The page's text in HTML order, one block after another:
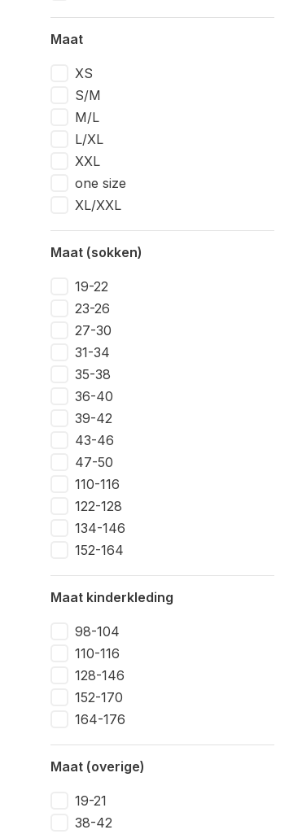
Maat
XS
S/M
M/L
L/XL
XXL
one size
XL/XXL
Maat (sokken)
19-22
23-26
27-30
31-34
35-38
36-40
39-42
43-46
47-50
110-116
122-128
134-146
152-164
Maat kinderkleding
98-104
110-116
128-146
152-170
164-176
Maat (overige)
19-21
38-42